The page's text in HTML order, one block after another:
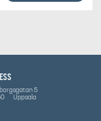
5
Uppsala